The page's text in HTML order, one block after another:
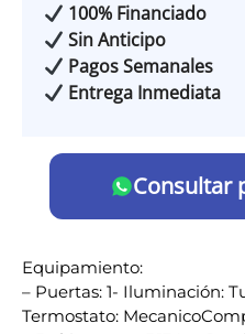
100% Financiado
Sin Anticipo
Pagos Semanales
Entrega Inmediata
Consultar
Equipamiento:
– Puertas: 1- Iluminación:
Termostato: